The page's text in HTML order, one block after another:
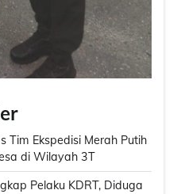
Tim Ekspedisi Merah Putih
di Wilayah 3T
Pelaku KDRT, Diduga